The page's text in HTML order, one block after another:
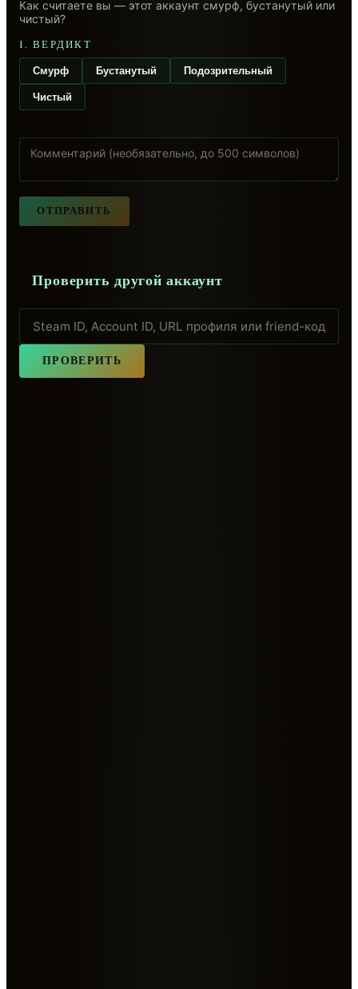
Как считаете вы — этот аккаунт смурф, бустанутый или
чистый?
1. ВЕРДИКТ
Смурф Бустанутый Подозрительный
Чистый
ОТПРАВИТЬ
Проверить другой аккаунт
ПРОВЕРИТЬ